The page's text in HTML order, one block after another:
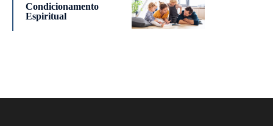
Condicionamento
Espiritual